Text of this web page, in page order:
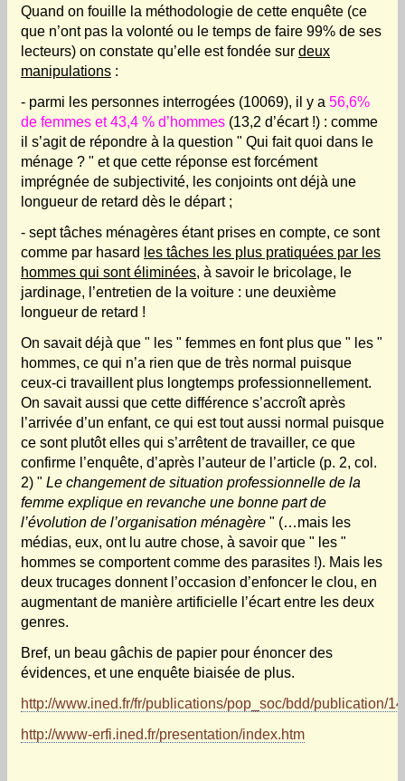
Quand on fouille la méthodologie de cette enquête (ce
que n’ont pas la volonté ou le temps de faire 99% de ses
lecteurs) on constate qu’elle est fondée sur deux
manipulations :
- parmi les personnes interrogées (10069), il y a 56,6%
de femmes et 43,4 % d’hommes (13,2 d’écart !) : comme
il s’agit de répondre à la question " Qui fait quoi dans le
ménage ? " et que cette réponse est forcément
imprégnée de subjectivité, les conjoints ont déjà une
longueur de retard dès le départ ;
- sept tâches ménagères étant prises en compte, ce sont
comme par hasard les tâches les plus pratiquées par les
hommes qui sont éliminées, à savoir le bricolage, le
jardinage, l’entretien de la voiture : une deuxième
longueur de retard !
On savait déjà que " les " femmes en font plus que " les "
hommes, ce qui n’a rien que de très normal puisque
ceux-ci travaillent plus longtemps professionnellement.
On savait aussi que cette différence s’accroît après
l’arrivée d’un enfant, ce qui est tout aussi normal puisque
ce sont plutôt elles qui s’arrêtent de travailler, ce que
confirme l’enquête, d’après l’auteur de l’article (p. 2, col.
2) " Le changement de situation professionnelle de la
femme explique en revanche une bonne part de
l’évolution de l’organisation ménagère " (…mais les
médias, eux, ont lu autre chose, à savoir que " les "
hommes se comportent comme des parasites !). Mais les
deux trucages donnent l’occasion d’enfoncer le clou, en
augmentant de manière artificielle l’écart entre les deux
genres.
Bref, un beau gâchis de papier pour énoncer des
évidences, et une enquête biaisée de plus.
http://www.ined.fr/fr/publications/pop_soc/bdd/publication/
http://www-erfi.ined.fr/presentation/index.htm